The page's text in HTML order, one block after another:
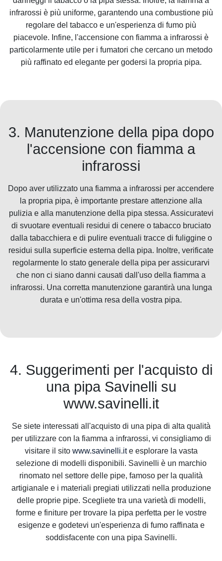
infrarossi è più uniforme, garantendo una combustione più
regolare del tabacco e un'esperienza di fumo più
piacevole. Infine, l'accensione con fiamma a infrarossi è
particolarmente utile per i fumatori che cercano un metodo
più raffinato ed elegante per godersi la propria pipa.
3. Manutenzione della pipa dopo
l'accensione con fiamma a
infrarossi
Dopo aver utilizzato una fiamma a infrarossi per accendere
la propria pipa, è importante prestare attenzione alla
pulizia e alla manutenzione della pipa stessa. Assicuratevi
di svuotare eventuali residui di cenere o tabacco bruciato
dalla tabacchiera e di pulire eventuali tracce di fuliggine o
residui sulla superficie esterna della pipa. Inoltre, verificate
regolarmente lo stato generale della pipa per assicurarvi
che non ci siano danni causati dall'uso della fiamma a
infrarossi. Una corretta manutenzione garantirà una lunga
durata e un'ottima resa della vostra pipa.
4. Suggerimenti per l'acquisto di
una pipa Savinelli su
www.savinelli.it
Se siete interessati all'acquisto di una pipa di alta qualità
per utilizzare con la fiamma a infrarossi, vi consigliamo di
visitare il sito www.savinelli.ite esplorare la vasta
selezione di modelli disponibili. Savinelli è un marchio
rinomato nel settore delle pipe, famoso per la qualità
artigianale e i materiali pregiati utilizzati nella produzione
delle proprie pipe. Scegliete tra una varietà di modelli,
forme e finiture per trovare la pipa perfetta per le vostre
esigenze e godetevi un'esperienza di fumo raffinata e
soddisfacente con una pipa Savinelli.